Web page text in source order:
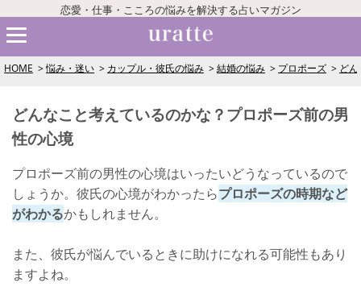
恋愛・仕事・こころの悩みを解決する占いマガジン
HOME 悩み・迷い カップル・彼氏の悩み 結婚の悩み プロポーズ ど
どんなこと考えているのかな？プロポーズ前の男
性の心境
プロポーズ前の男性の心境はいったいどうなっているので
しょうか。彼氏の心境がわかったらプロポーズの時期など
がわかるかもしれません。
また、彼氏が悩んでいるときに助けになれる可能性もあり
ますよね。